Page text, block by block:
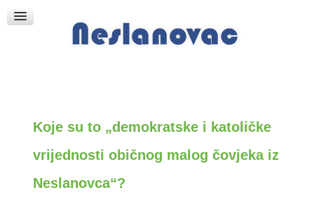
Crkva sv. Marka
Put k Bogu
Koje su to „demokratske i katoličke
vrijednosti običnog malog čovjeka iz
Neslanovca“?